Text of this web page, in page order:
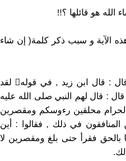
الله هو قائلها ؟!!
الآية و سبب ذكر كلمة( إن شاء
24461 حدثنا يونس , قال : أخبرنا ابن وهب , قال : قال ابن زيد , في قوله لقد
: قال لهم النبي صلى الله عليه
محلقين رءوسكم ومقصرين
في ذلك , فقالوا : أين
بالحق فقرأ حتى بلغ ومقصرين لا